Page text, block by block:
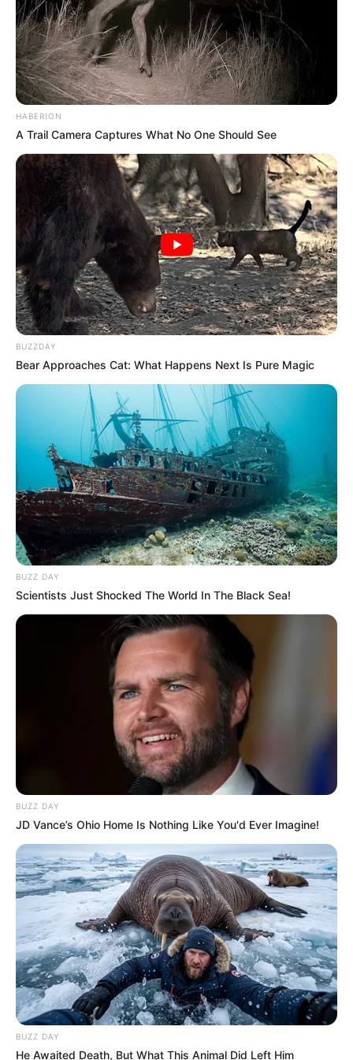
Είμαστε δηλαδή ένα τίποτα;
Όχι,είμαστε κάτι πολύ περισσότερο, απλά στην παρούσα
κατάστασή μας δεν μπορούμε να το συλλάβουμε. Ας το
δούμε σε ένα άλλο επίπεδο: σύμφωνα με τη θεωρία της
σχετικότητας αυτό που ονομάζουμε ύλη δεν είναι τίποτε
άλλο από μια καμπύλωση του τρισδιάστατου χώρου προς
την τέταρτη διάσταση (χρόνος). Όταν προκύψει αυτή η
καμπύλωση των τριών διαστάσεων προς την τέταρτη, και
αν περάσει ένα ελάχιστο όριο, τότε η φυσιολογία του
ανθρώπου αντιλαμβάνεται αυτή την καμπύλωση ως
πυκνότητα υλοενέργειας.
Αν συνεχίσει να αυξάνεται αυτή η πυκνότητα του υλικού
(το «πηγάδι» της καμπύλωσης να βαθαίνει κατά κάποιο
τρόπο) και φτάσει πάλι ένα ανώτατο όριο,τότε θα
χάσουμε από τα μάτια μας, δηλαδή από τις αισθήσεις
μας,αυτή την πυκνότητα υλοενέργειας. Αυτό ονομάζεται
Φαινόμενο των Μελανών Οπών.
Άρα αν πάρω το χώρο των τριών διαστάσεων και αρχίσω
να τον καμπυλώνω προς την τέταρτη, αρχίζουμε να
βλέπουμε το υλικό υπόστρωμα του ανθρώπου. Αυτό το
ονομάζουμε ανάπτυξη. Αν αρχίζει να μικραίνει το
«πηγάδι» της καμπύλωσης, αυτό το ονομάζουμε φθορά.
Την ανάπτυξη και τη φθορά μαζί την ονομάζουμε κύκλο
της ζωής του ανθρώπου. Καταλαβαίνεται λοιπόν πως το
μόνο γεγονός που δεν μπορούν να αντιληφθούν οι
αισθήσεις μας είναι η αυξομείωση της τέταρτης
διάστασης, που μας δίνει την αίσθηση της ύπαρξης της
ζωής.
Ακούγεται σαν υπάρχει η δυνατότητα μέσα από τη
συνάρτηση αυτή να ξεφύγουμε από τον κύκλο της
φθοράς. Θα μπορούσαμε ίσως να αποφύγουμε το θάνατο.
Θεωρητικά, ναι. Αφού η υλική μας υπόσταση δεν είναι
τίποτα άλλο από μια καμπύλωση του χώρου, το
HABERION
A Trail Camera Captures What No One Should See
BUZZDAY
Bear Approaches Cat: What Happens Next Is Pure Magic
BUZZ DAY
Scientists Just Shocked The World In The Black Sea!
BUZZ DAY
JD Vance’s Ohio Home Is Nothing Like You'd Ever Imagine!
BUZZ DAY
He Awaited Death, But What This Animal Did Left Him